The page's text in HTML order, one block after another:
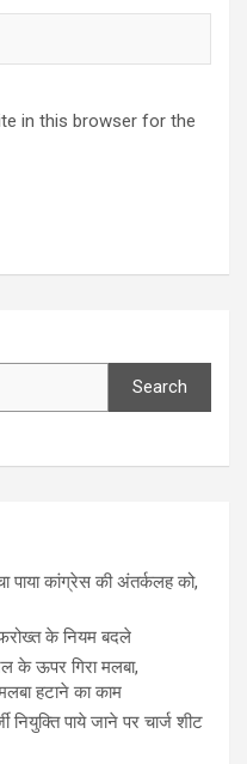
in this browser for the
Search
पाया कांग्रेस की अंतर्कलह को,
के नियम बदले
के ऊपर गिरा मलबा,
हटाने का काम
नियुक्ति पाये जाने पर चार्ज शीट